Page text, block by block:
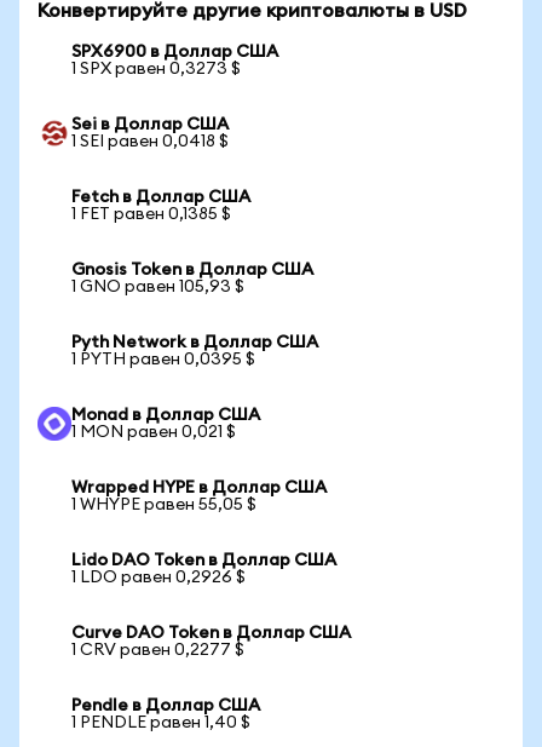
Конвертируйте другие криптовалюты в USD
SPX6900 в Доллар США
1 SPX равен 0,3273 $
Sei в Доллар США
1 SEI равен 0,0418 $
Fetch в Доллар США
1 FET равен 0,1385 $
Gnosis Token в Доллар США
1 GNO равен 105,93 $
Pyth Network в Доллар США
1 PYTH равен 0,0395 $
Monad в Доллар США
1 MON равен 0,021 $
Wrapped HYPE в Доллар США
1 WHYPE равен 55,05 $
Lido DAO Token в Доллар США
1 LDO равен 0,2926 $
Curve DAO Token в Доллар США
1 CRV равен 0,2277 $
Pendle в Доллар США
1 PENDLE равен 1,40 $